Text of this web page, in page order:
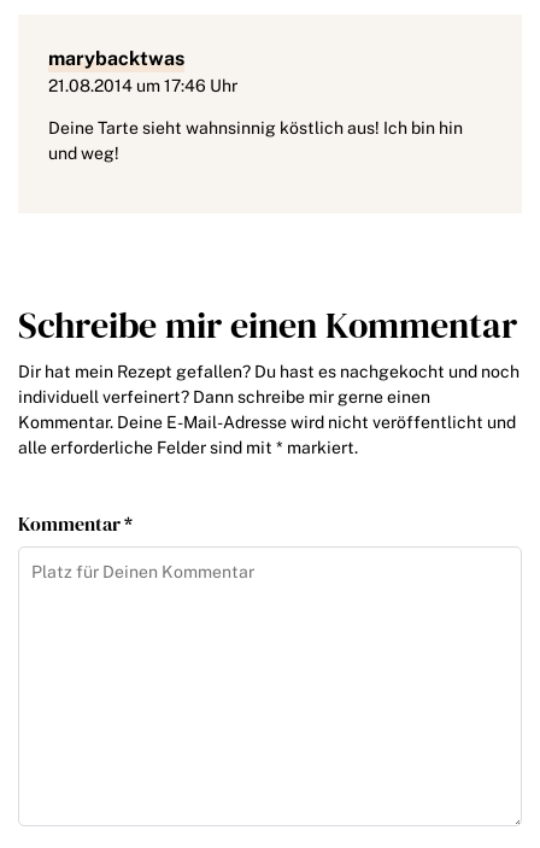
marybacktwas
21.08.2014 um 17:46 Uhr
Deine Tarte sieht wahnsinnig köstlich aus! Ich bin hin
und weg!
Schreibe mir einen Kommentar
Dir hat mein Rezept gefallen? Du hast es nachgekocht und noch
individuell verfeinert? Dann schreibe mir gerne einen
Kommentar. Deine E-Mail-Adresse wird nicht veröffentlicht und
alle erforderliche Felder sind mit * markiert.
Kommentar *